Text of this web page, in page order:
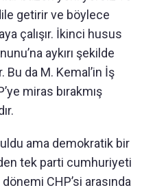
getirir ve böylece
çalışır. İkinci husus
aykırı şekilde
Bu da M. Kemal’in İş
miras bırakmış
ama demokratik bir
tek parti cumhuriyeti
CHP’si arasında